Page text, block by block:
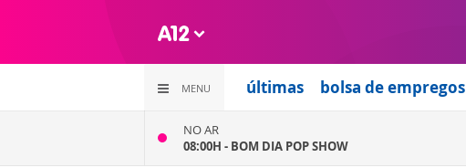
MENU últimas bolsa de empregos
NO AR
08:00H - BOM DIA POP SHOW